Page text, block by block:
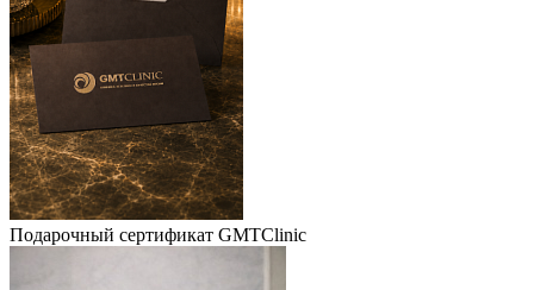
Подарочный сертификат GMTClinic